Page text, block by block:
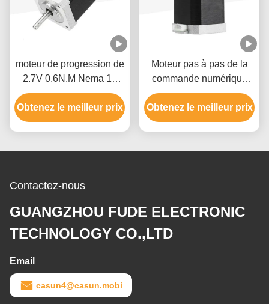
moteur de progression de
2.7V 0.6N.M Nema 17
pour l'instrument de
mesure de XYZ
Obtenez le meilleur prix
Moteur pas à pas de la
commande numérique
par ordinateur 3018 de la
NEMA 17 du routeur
unipolaire 1.7A 60mm de
par ordinateur
Obtenez le meilleur prix
Contactez-nous
GUANGZHOU FUDE ELECTRONIC
TECHNOLOGY CO.,LTD
Email
casun4@casun.mobi